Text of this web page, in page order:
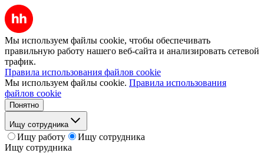
Мы используем файлы cookie, чтобы обеспечивать
правильную работу нашего веб-сайта и анализировать сетевой
трафик.
Правила использования файлов cookie
Мы используем файлы cookie. Правила использования
файлов cookie
Понятно
Ищу сотрудника
Ищу работу
Ищу сотрудника
Ищу сотрудника